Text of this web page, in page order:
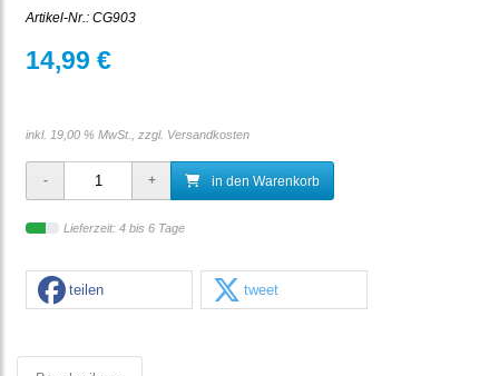
Artikel-Nr.: CG903
14,99 €
inkl. 19,00 % MwSt., zzgl. Versandkosten
in den Warenkorb
Lieferzeit: 4 bis 6 Tage
teilen tweet